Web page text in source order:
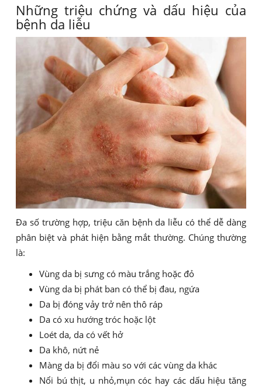
Những triệu chứng và dấu hiệu của
bệnh da liễu
Đa số trường hợp, triệu căn bệnh da liễu có thể dễ dàng
phân biệt và phát hiện bằng mắt thường. Chúng thường
là:
Vùng da bị sưng có màu trắng hoặc đỏ
Vùng da bị phát ban có thể bị đau, ngứa
Da bị đóng vảy trở nên thô ráp
Da có xu hướng tróc hoặc lột
Loét da, da có vết hở
Da khô, nứt nẻ
Màng da bị đổi màu so với các vùng da khác
Nổi bú thịt, u nhỏ,mụn cóc hay các dấu hiệu tăng